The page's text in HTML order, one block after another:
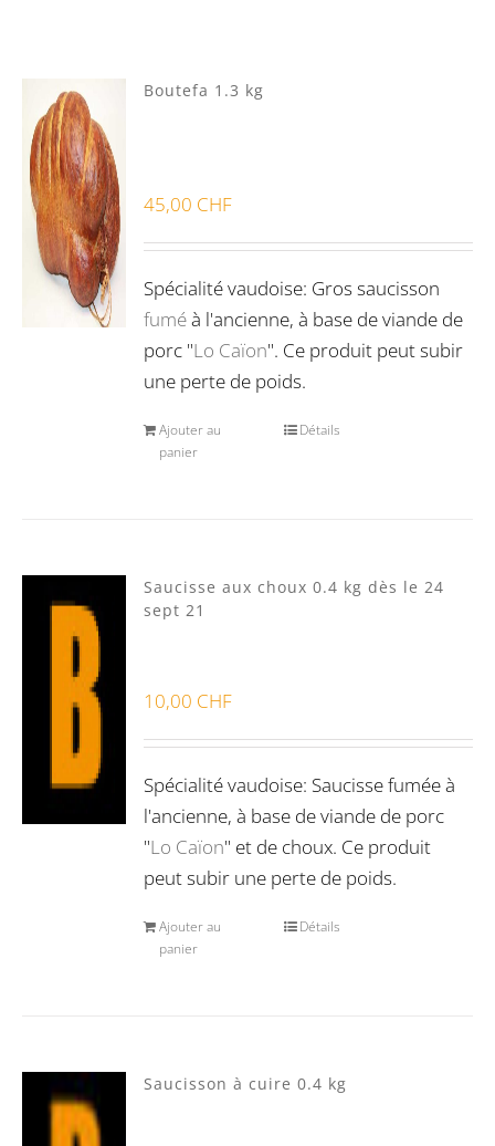
Veau Lo VÎ(0)
Volaille Suisse
Panier
Poste standard (4)
Retrait à Sévery(0)
(0)
Bon pour la santé
Produits fumoir (1)
Produits séchoir
Spécialité vaudoises
Boutefa 1.3 kg
45,00 CHF
Spécialité vaudoise: Gros saucisson
fuméà l'ancienne, à base de viande de
porc "Lo Caïon". Ce produit peut subir
une perte de poids.
Ajouter au
panier
Détails
Saucisse aux choux 0.4 kg dès le 24
sept 21
10,00 CHF
Spécialité vaudoise: Saucisse fumée à
l'ancienne, à base de viande de porc
"Lo Caïon" et de choux. Ce produit
peut subir une perte de poids.
Ajouter au
panier
Détails
Saucisson à cuire 0.4 kg